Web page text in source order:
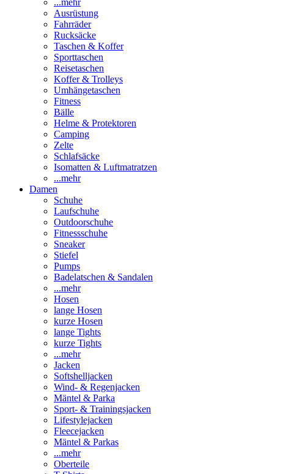
Ausrüstung
Fahrräder
Rucksäcke
Taschen & Koffer
Sporttaschen
Reisetaschen
Koffer & Trolleys
Umhängetaschen
Fitness
Bälle
Helme & Protektoren
Camping
Zelte
Schlafsäcke
Isomatten & Luftmatratzen
...mehr
Damen
Schuhe
Laufschuhe
Outdoorschuhe
Fitnessschuhe
Sneaker
Stiefel
Pumps
Badelatschen & Sandalen
...mehr
Hosen
lange Hosen
kurze Hosen
lange Tights
kurze Tights
...mehr
Jacken
Softshelljacken
Wind- & Regenjacken
Mäntel & Parka
Sport- & Trainingsjacken
Lifestylejacken
Fleecejacken
Mäntel & Parkas
...mehr
Oberteile